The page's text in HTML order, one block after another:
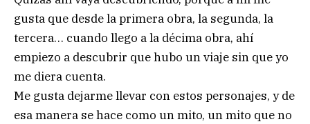
gusta que desde la primera obra, la segunda, la
tercera… cuando llego a la décima obra, ahí
empiezo a descubrir que hubo un viaje sin que yo
me diera cuenta.
Me gusta dejarme llevar con estos personajes, y de
esa manera se hace como un mito, un mito que no